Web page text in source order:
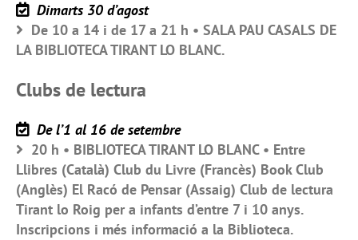
Dimarts 30 d’agost
De 10 a 14 i de 17 a 21 h • SALA PAU CASALS DE
LA BIBLIOTECA TIRANT LO BLANC.
Clubs de lectura
De l’1 al 16 de setembre
20 h • BIBLIOTECA TIRANT LO BLANC • Entre
Llibres (Català) Club du Livre (Francès) Book Club
(Anglès) El Racó de Pensar (Assaig) Club de lectura
Tirant lo Roig per a infants d’entre 7 i 10 anys.
Inscripcions i més informació a la Biblioteca.